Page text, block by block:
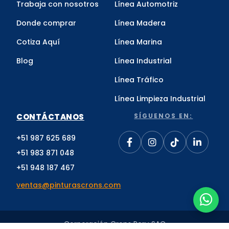
Trabaja con nosotros
Donde comprar
Cotiza Aquí
Blog
Línea Automotriz
Línea Madera
Línea Marina
Línea Industrial
Línea Tráfico
Línea Limpieza Industrial
CONTÁCTANOS
+51 987 625 689
+51 983 871 048
+51 948 187 467
ventas@pinturascrons.com
SÍGUENOS EN:
Corporación Crons Peru SAC